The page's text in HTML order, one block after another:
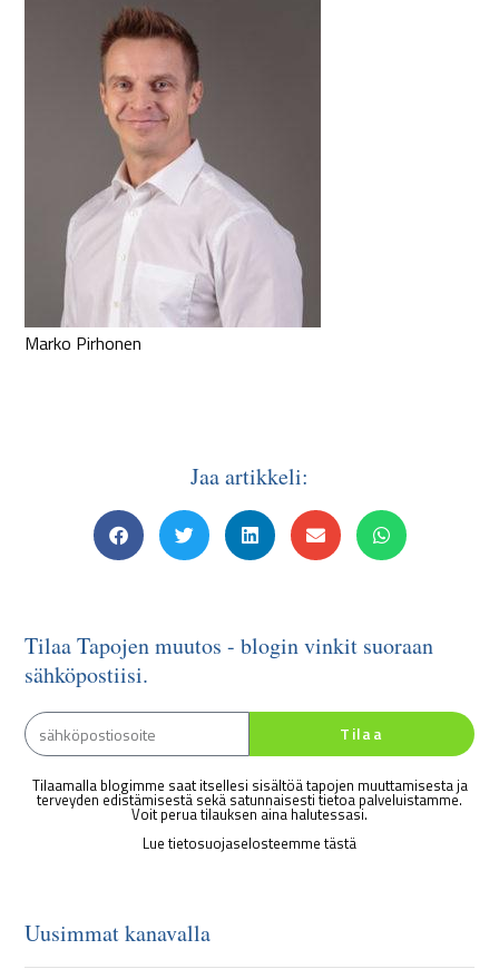
Marko Pirhonen
Jaa artikkeli:
Tilaa Tapojen muutos - blogin vinkit suoraan
sähköpostiisi.
Tilaa
Tilaamalla blogimme saat itsellesi sisältöä tapojen muuttamisesta ja
terveyden edistämisestä sekä satunnaisesti tietoa palveluistamme.
Voit perua tilauksen aina halutessasi.
Lue tietosuojaselosteemme tästä
Uusimmat kanavalla